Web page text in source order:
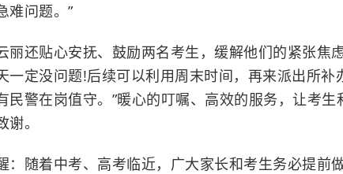
难问题。”
丽还贴心安抚、鼓励两名考生，缓解他们的紧张焦
一定没问题!后续可以利用周末时间，再来派出所补
民警在岗值守。”暖心的叮嘱、高效的服务，让考生
。
：随着中考、高考临近，广大家长和考生务必提前